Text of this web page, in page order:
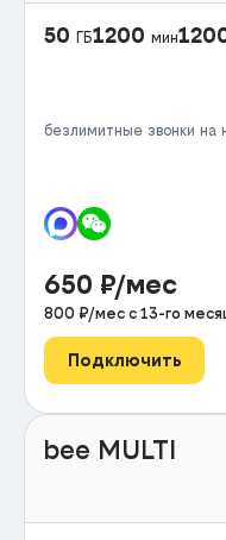
50 ГБ1200 мин
безлимитные звонки на
650 ₽/мес
800 ₽/мес с 13-го
Подключить
bee MULTI